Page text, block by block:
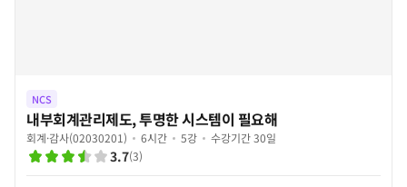
NCS
내부회계관리제도, 투명한 시스템이 필요해
회계·감사(02030201) 6시간 5강 수강기간 30일
3.7(3)